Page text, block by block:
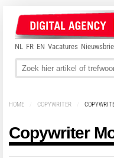
NL FR EN Vacatures
HOME COPYWRITER
Copywriter